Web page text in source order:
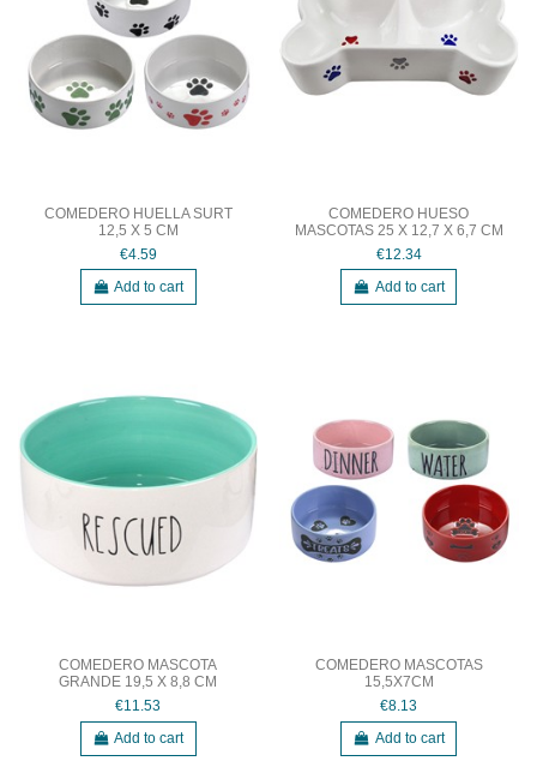
COMEDERO HUELLA SURT
12,5 X 5 CM
€4.59
Add to cart
COMEDERO HUESO
MASCOTAS 25 X 12,7 X 6,7 CM
€12.34
Add to cart
COMEDERO MASCOTA
GRANDE 19,5 X 8,8 CM
€11.53
Add to cart
COMEDERO MASCOTAS
15,5X7CM
€8.13
Add to cart